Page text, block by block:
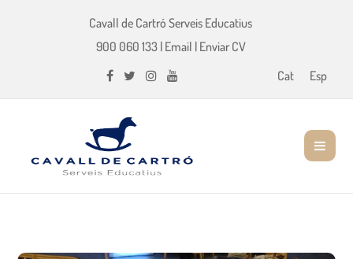
Cavall de Cartró Serveis Educatius
900 060 133| Email | Enviar CV
Cat
Esp